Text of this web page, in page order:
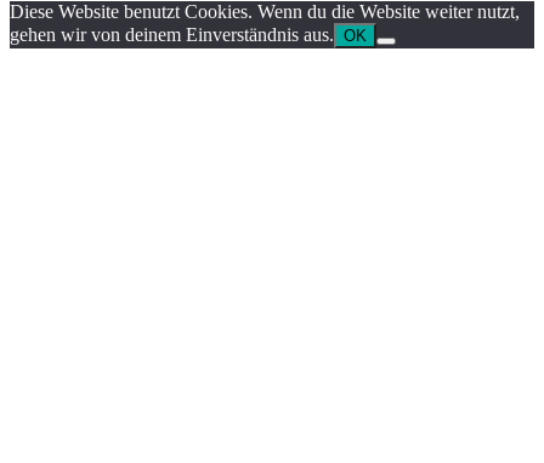
Diese Website benutzt Cookies. Wenn du die Website weiter nutzt,
gehen wir von deinem Einverständnis aus. OK